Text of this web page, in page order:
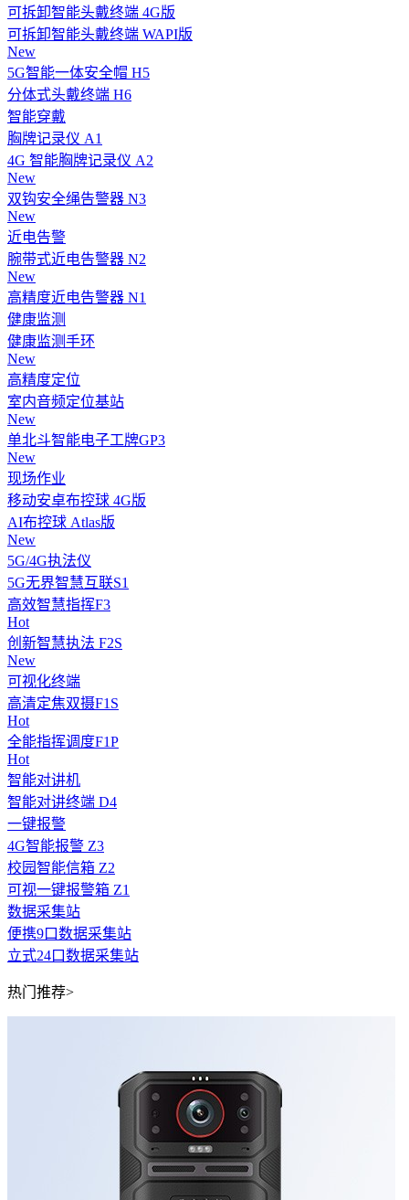
可拆卸智能头戴终端 4G版
可拆卸智能头戴终端 WAPI版
New
5G智能一体安全帽 H5
分体式头戴终端 H6
智能穿戴
胸牌记录仪 A1
4G 智能胸牌记录仪 A2
New
双钩安全绳告警器 N3
New
近电告警
腕带式近电告警器 N2
New
高精度近电告警器 N1
健康监测
健康监测手环
New
高精度定位
室内音频定位基站
New
单北斗智能电子工牌GP3
New
现场作业
移动安卓布控球 4G版
AI布控球 Atlas版
New
5G/4G执法仪
5G无界智慧互联S1
高效智慧指挥F3
Hot
创新智慧执法 F2S
New
可视化终端
高清定焦双摄F1S
Hot
全能指挥调度F1P
Hot
智能对讲机
智能对讲终端 D4
一键报警
4G智能报警 Z3
校园智能信箱 Z2
可视一键报警箱 Z1
数据采集站
便携9口数据采集站
立式24口数据采集站
热门推荐>